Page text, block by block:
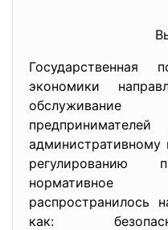
Государственная
экономики
регулированию
распространилось
как: